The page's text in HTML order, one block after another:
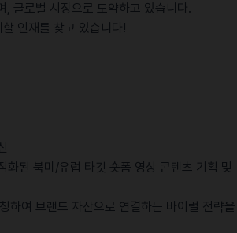
글로벌 시장으로 도약하고 있습니다.
인재를 찾고 있습니다!
화된 북미/유럽 타깃 숏폼 영상 콘텐츠 기획 및
여 브랜드 자산으로 연결하는 바이럴 전략을